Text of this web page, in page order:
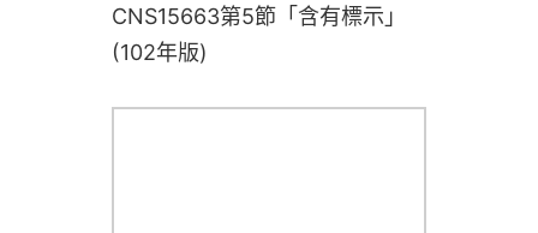
CNS15663第5節「含有標示」
(102年版)